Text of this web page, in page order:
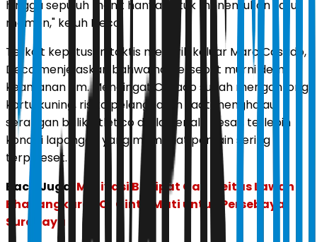
hingga sepuluh menit hanya untuk menentukan satu
momen," keluh Deco.
Terkait keputusan taktis menarik keluar Marc Casado,
Deco menjelaskan bahwa hal tersebut murni demi
keamanan tim. Mengingat Casado sudah mengantongi
kartu kuning, risiko pelanggaran saat menghalau
serangan balik Atletico dinilai terlalu besar, terlebih
kondisi lapangan yang membuat pemain sering
terpeleset.
Baca Juga: Motivasi Berlipat Gali Freitas Lawan
Bhayangkara FC! Cinta Mati untuk Persebaya
Surabaya